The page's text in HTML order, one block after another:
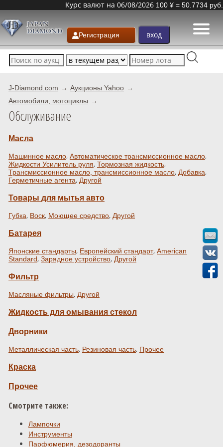
Курс валют на 06/08/2026 100 ¥ = 50.7734 руб.
Регистрация
J-Diamond.com
Аукционы Yahoo
Автомобили, мотоциклы
Обслуживание
Масла
Машинное масло, Автоматическое трансмиссионное масло,
Жидкости Усилитель руля, Тормозная жидкость,
Трансмиссионное масло, трансмиссионное масло, Добавка,
Герметичные агента, Другой
Товары для мытья авто
Губка, Воск, Моющее средство, Другой
Батарея
Японские стандарты, Европейский стандарт, American
Standard, Зарядное устройство, Другой
Фильтр
Масляные фильтры, Другой
Жидкость для омывания стекол
Дворники
Металлическая часть, Резиновая часть, Прочее
Краска
Прочее
Смотрите также:
Лампочки
Инструменты
Парфюмерия, дезодоранты